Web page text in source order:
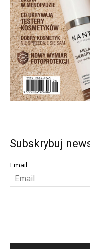
Subskrybuj
Email